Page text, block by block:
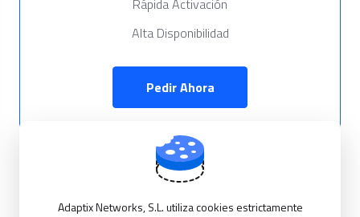
Rápida Activación
Alta Disponibilidad
Pedir Ahora
Se incluye con cada plan
Adaptix Networks, S.L. utiliza cookies estrictamente